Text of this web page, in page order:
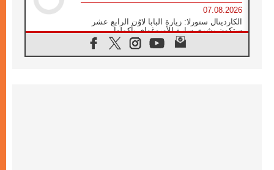
07.08.2026
الكاردينال ستورلا: زيارة البابا لاوُن الرابع عشر
ستكون بشرى سارة للأوروغواي بأكملها
الفاتيكان يعلن برنامج الزيارة الرسولية للبابا لاوُن